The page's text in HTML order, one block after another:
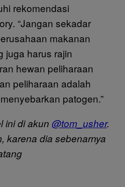
rekomendasi
“Jangan sekadar
makanan
juga harus rajin
hewan peliharaan
peliharaan adalah
patogen.”
ini di akun @tom_usher.
karena dia sebenarnya